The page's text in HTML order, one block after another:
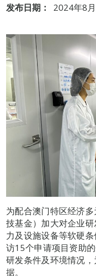
发布日期：
2024年8
为配合澳门特区经济
技基金）加大对企业
力及设施设备等软硬
访15个申请项目资助
研发条件及环境情况
据。